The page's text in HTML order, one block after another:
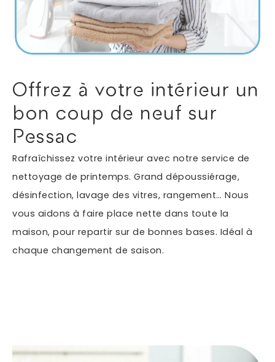
Offrez à votre intérieur un
bon coup de neuf sur
Pessac
Rafraîchissez votre intérieur avec notre service de
nettoyage de printemps. Grand dépoussiérage,
désinfection, lavage des vitres, rangement… Nous
vous aidons à faire place nette dans toute la
maison, pour repartir sur de bonnes bases. Idéal à
chaque changement de saison.
Autres services
Informations supplémentaires du besoin
En soumettant ce formulaire, j'accepte que les
informations saisies soient exploitées dans le cadre
de ma demande.*